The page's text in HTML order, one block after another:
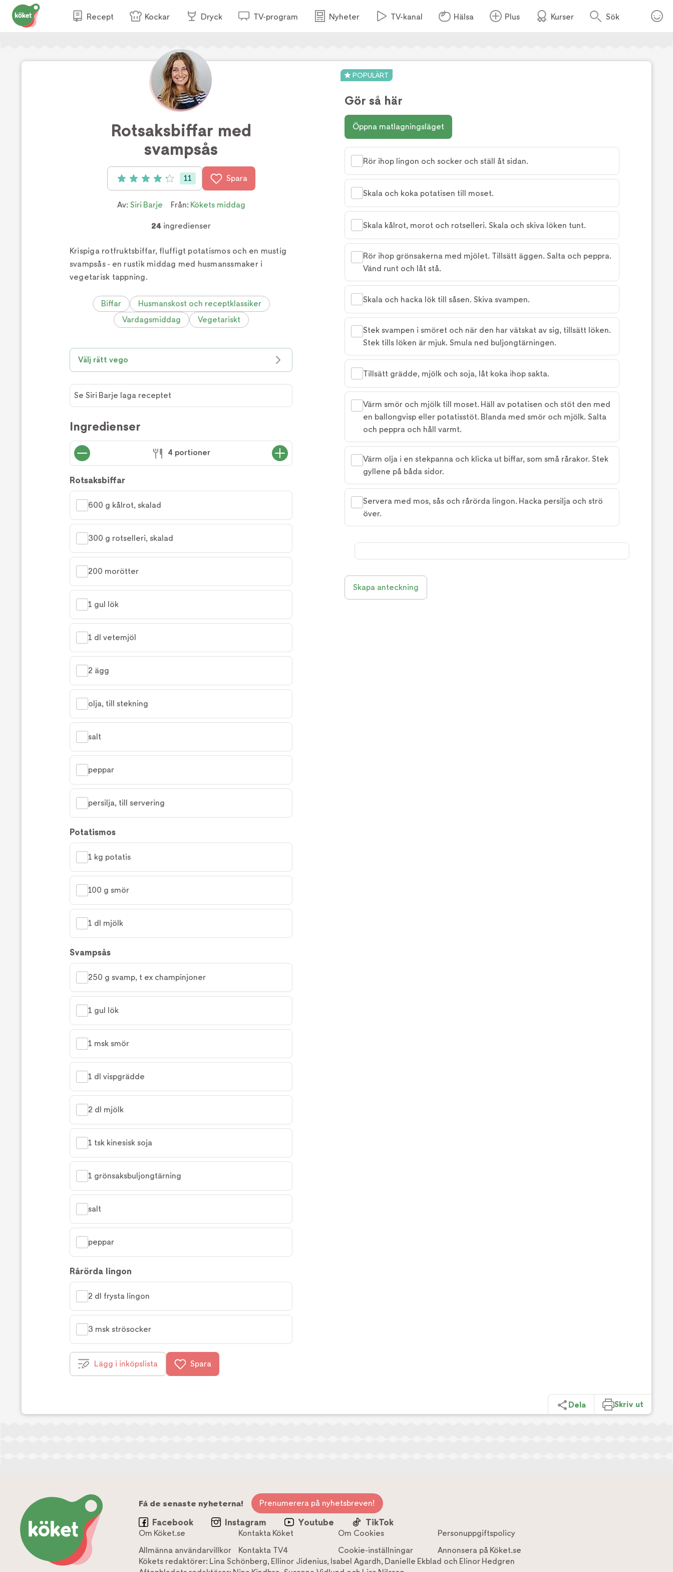
Recept Kockar Dryck TV-program Nyheter TV-kanal Hälsa Plus Kurser Sök
POPULÄRT
Foto:TV4
Rotsaksbiffar med
svampsås
Betyg: 4.2 av 5 (11 röster)
11 Spara
Av: Siri Barje Från: Kökets middag
24 ingredienser
Krispiga rotfruktsbiffar, fluffigt potatismos och en mustig
svampsås - en rustik middag med husmanssmaker i
vegetarisk tappning.
Biffar
Husmanskost och receptklassiker
Vardagsmiddag
Vegetariskt
Välj rätt vego
Barje
laga
receptet
Se Siri Barje laga receptet
Ingredienser
4 portioner
Rotsaksbiffar
600 g kålrot, skalad
300 g rotselleri, skalad
200 morötter
1 gul lök
1 dl vetemjöl
2 ägg
olja, till stekning
salt
peppar
persilja, till servering
Potatismos
1 kg potatis
100 g smör
1 dl mjölk
Svampsås
250 g svamp, t ex champinjoner
1 gul lök
1 msk smör
1 dl vispgrädde
2 dl mjölk
1 tsk kinesisk soja
1 grönsaksbuljongtärning
salt
peppar
Rårörda lingon
2 dl frysta lingon
3 msk strösocker
Lägg i inköpslista Spara
Gör så här
Öppna matlagningsläget
Rör ihop lingon och socker och ställ åt sidan.
Skala och koka potatisen till moset.
Skala kålrot, morot och rotselleri. Skala och skiva löken tunt.
Rör ihop grönsakerna med mjölet. Tillsätt äggen. Salta och peppra.
Vänd runt och låt stå.
Skala och hacka lök till såsen. Skiva svampen.
Stek svampen i smöret och när den har vätskat av sig, tillsätt löken.
Stek tills löken är mjuk. Smula ned buljongtärningen.
Tillsätt grädde, mjölk och soja, låt koka ihop sakta.
Värm smör och mjölk till moset. Häll av potatisen och stöt den med
en ballongvisp eller potatisstöt. Blanda med smör och mjölk. Salta
och peppra och håll varmt.
Värm olja i en stekpanna och klicka ut biffar, som små rårakor. Stek
gyllene på båda sidor.
Servera med mos, sås och rårörda lingon. Hacka persilja och strö
över.
Skapa anteckning
Dela Skriv ut
Få de senaste nyheterna! Prenumerera på nyhetsbreven!
Facebook Instagram Youtube TikTok
Om Köket.se Kontakta Köket Om Cookies
Personuppgiftspolicy
Allmänna användarvillkor
Kontakta TV4 Cookie-inställningar
Annonsera på Köket.se
Kökets redaktörer: Lina Schönberg, Ellinor Jidenius, Isabel Agardh, Danielle Ekblad och Elinor Hedgren